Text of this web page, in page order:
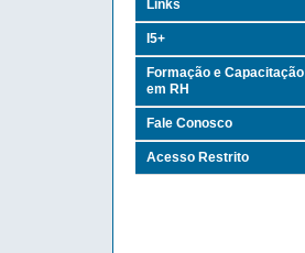
Links
I5+
Formação e Capacitação
em RH
Fale Conosco
Acesso Restrito